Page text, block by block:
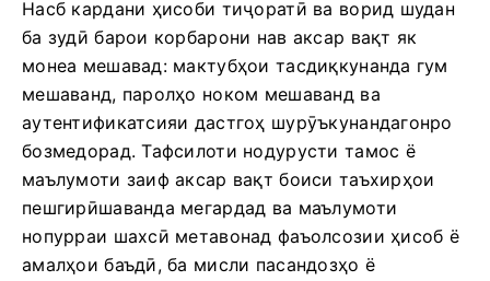
Насб кардани ҳисоби тиҷоратӣ ва ворид шудан
ба зудӣ барои корбарони нав аксар вақт як
монеа мешавад: мактубҳои тасдиқкунанда гум
мешаванд, паролҳо ноком мешаванд ва
аутентификатсияи дастгоҳ шурӯъкунандагонро
бозмедорад. Тафсилоти нодурусти тамос ё
маълумоти заиф аксар вақт боиси таъхирҳои
пешгирӣшаванда мегардад ва маълумоти
нопурраи шахсӣ метавонад фаъолсозии ҳисоб ё
амалҳои баъдӣ, ба мисли пасандозҳо ё